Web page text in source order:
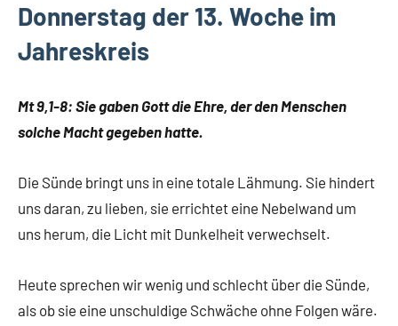
Donnerstag der 13. Woche im
Jahreskreis
Mt 9,1-8: Sie gaben Gott die Ehre, der den Menschen
solche Macht gegeben hatte.
Die Sünde bringt uns in eine totale Lähmung. Sie hindert
uns daran, zu lieben, sie errichtet eine Nebelwand um
uns herum, die Licht mit Dunkelheit verwechselt.
Heute sprechen wir wenig und schlecht über die Sünde,
als ob sie eine unschuldige Schwäche ohne Folgen wäre.